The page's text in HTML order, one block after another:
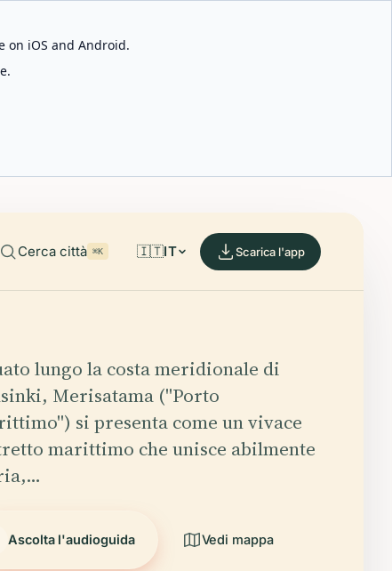
on iOS and Android.
Cerca città ⌘K 🇮🇹IT Scarica l'app
lungo la costa meridionale di
Merisatama ("Porto
si presenta come un vivace
marittimo che unisce abilmente
Ascolta l'audioguida Vedi mappa